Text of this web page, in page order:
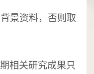
景资料，否则取
相关研究成果只